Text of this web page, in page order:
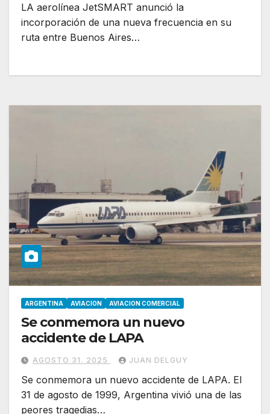
LA aerolínea JetSMART anunció la
incorporación de una nueva frecuencia en su
ruta entre Buenos Aires…
ARGENTINA AVIACION AVIACION COMERCIAL
Se conmemora un nuevo
accidente de LAPA
AGOSTO 31, 2025 JUAN DELGUY
Se conmemora un nuevo accidente de LAPA. El
31 de agosto de 1999, Argentina vivió una de las
peores tragedias…